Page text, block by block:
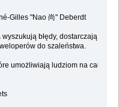
Gilles "Nao 尚" Deberdt
błędy, dostarczają
do szaleństwa.
umożliwiają ludziom na całym